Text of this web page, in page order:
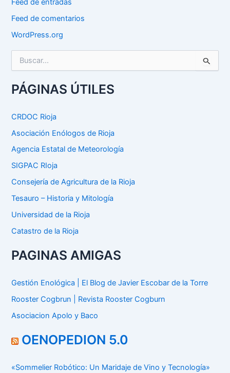
Feed de entradas
Feed de comentarios
WordPress.org
c
a
p
r
:
PÁGINAS ÚTILES
CRDOC Rioja
Asociación Enólogos de Rioja
Agencia Estatal de Meteorología
SIGPAC RIoja
Consejería de Agricultura de la Rioja
Tesauro – Historia y Mitología
Universidad de la Rioja
Catastro de la Rioja
PAGINAS AMIGAS
Gestión Enológica | El Blog de Javier Escobar de la Torre
Rooster Cogbrun | Revista Rooster Cogburn
Asociacion Apolo y Baco
OENOPEDION 5.0
«Sommelier Robótico: Un Maridaje de Vino y Tecnología»